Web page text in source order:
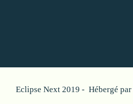
Eclipse Next 2019 - Hébergé par